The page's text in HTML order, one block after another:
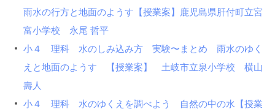
雨水の行方と地面のようす【授業案】鹿児島県肝付町立宮
富小学校 永尾 哲平
小４ 理科 水のしみ込み方 実験〜まとめ 雨水のゆく
えと地面のようす 【授業案】 土岐市立泉小学校 横山
壽人
小４ 理科 水のゆくえを調べよう 自然の中の水【授業